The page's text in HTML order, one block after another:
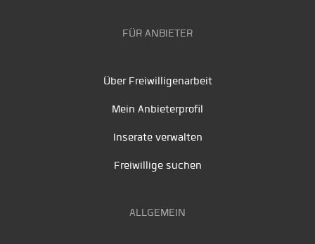
FÜR ANBIETER
Über Freiwilligenarbeit
Mein Anbieterprofil
Inserate verwalten
Freiwillige suchen
ALLGEMEIN